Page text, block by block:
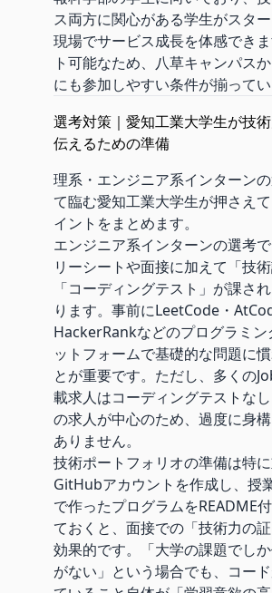
ス両方に関心がある学生がスタ
現場でサービス成長を体感でき
ト可能なため、八草キャンパス
にも参加しやすい条件が揃ってい
選考対策｜愛知工業大学生が技術
伝えるための準備
理系・エンジニア系インターン
て臨む愛知工業大学生が押さえ
イントをまとめます。
エンジニア系インターンの選考
リーシートや面接に加えて「技
「コーディングテスト」が課さ
ります。事前にLeetCode・
HackerRankなどのプログラミン
ットフォームで基礎的な問題に
とが重要です。ただし、多くの
載求人はコーディングテストな
の求人が中心のため、過度に身
ありません。
技術ポートフォリオの準備は特に
GitHubアカウントを作成し、授
で作ったプログラムをREADME
ておくと、面接での「技術力の
効果的です。「大学の課題でし
がない」という場合でも、コー